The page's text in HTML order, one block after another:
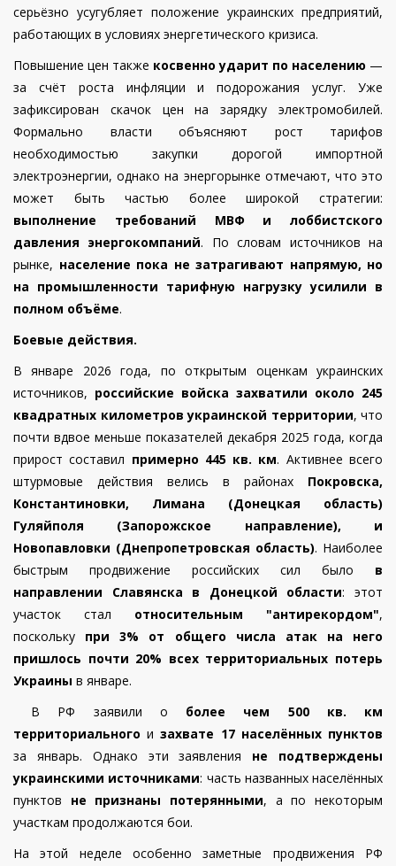
серьёзно усугубляет положение украинских предприятий,
работающих в условиях энергетического кризиса.
Повышение цен также косвенно ударит по населению —
за счёт роста инфляции и подорожания услуг. Уже
зафиксирован скачок цен на зарядку электромобилей.
Формально власти объясняют рост тарифов
необходимостью закупки дорогой импортной
электроэнергии, однако на энергорынке отмечают, что это
может быть частью более широкой стратегии:
выполнение требований МВФ и лоббистского
давления энергокомпаний. По словам источников на
рынке, население пока не затрагивают напрямую, но
на промышленности тарифную нагрузку усилили в
полном объёме.
Боевые действия.
В январе 2026 года, по открытым оценкам украинских
источников, российские войска захватили около 245
квадратных километров украинской территории, что
почти вдвое меньше показателей декабря 2025 года, когда
прирост составил примерно 445 кв. км. Активнее всего
штурмовые действия велись в районах Покровска,
Константиновки, Лимана (Донецкая область)
Гуляйполя (Запорожское направление), и
Новопавловки (Днепропетровская область). Наиболее
быстрым продвижение российских сил было в
направлении Славянска в Донецкой области: этот
участок стал относительным "антирекордом",
поскольку при 3% от общего числа атак на него
пришлось почти 20% всех территориальных потерь
Украины в январе.
В РФ заявили о более чем 500 кв. км
территориальногоизахвате 17 населённых пунктов
за январь. Однако эти заявления не подтверждены
украинскими источниками: часть названных населённых
пунктов не признаны потерянными, а по некоторым
участкам продолжаются бои.
На этой неделе особенно заметные продвижения РФ